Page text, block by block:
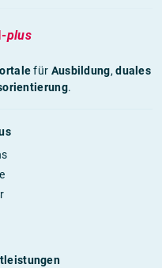
plus
für Ausbildung,duales
.